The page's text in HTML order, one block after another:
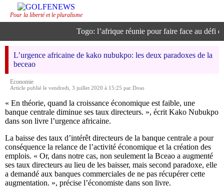
Pour la liberté et le pluralisme
Togo: l’afrique réunie pour faire face au défi
L’urgence africaine de kako nubukpo: les deux paradoxes de la
beceao
Economie
Article publié le vendredi, 3 juillet 2020 à 15:25 par Doso
« En théorie, quand la croissance économique est faible, une
banque centrale diminue ses taux directeurs. », écrit Kako Nubukpo
dans son livre l’urgence africaine.
La baisse des taux d’intérêt directeurs de la banque centrale a pour
conséquence la relance de l’activité économique et la création des
emplois. « Or, dans notre cas, non seulement la Bceao a augmenté
ses taux directeurs au lieu de les baisser, mais second paradoxe, elle
a demandé aux banques commerciales de ne pas récupérer cette
augmentation. », précise l’économiste dans son livre.